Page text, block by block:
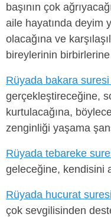
başının çok
aile hayatında deyim
olacağına ve
bireylerinin
Rüyada bakara
gerçekleştireceğine,
kurtulacağına,
zenginliği yaşama
Rüyada tebareke
geleceğine, kendisini
Rüyada hucurat
çok sevgilisinden